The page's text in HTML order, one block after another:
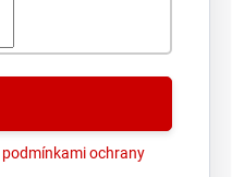
podmínkami ochrany